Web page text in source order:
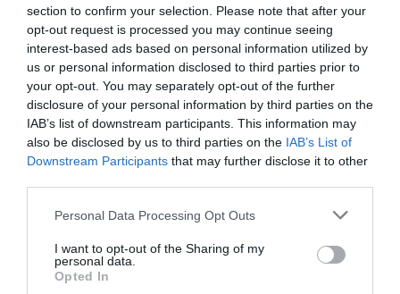
section to confirm your selection. Please note that after your
opt-out request is processed you may continue seeing
interest-based ads based on personal information utilized by
us or personal information disclosed to third parties prior to
your opt-out. You may separately opt-out of the further
disclosure of your personal information by third parties on the
IAB’s list of downstream participants. This information may
also be disclosed by us to third parties on the IAB’s List of
Downstream Participants that may further disclose it to other
Please note that this website/app uses one or more Google
not limited to your visit or usage behaviour. You may click to
grant or deny consent to Google and its third-party tags to
use your data for below specified purposes in below Google
Personal Data Processing Opt Outs
I want to opt-out of the Sharing of my
personal data.
Opted In
A színésznő az Esti Kornélban boldogan osztotta meg a
hírt, hogy hamarosan nagymama lesz. Ezzel
kapcsolatban arról is beszélt, hogy fontosnak tartja, hogy
családtagjait is a saját szemléletére nevelje. Úgy véli, el
kell fogadnunk, hogy a világ megváltozott, és
alkalmazkodnunk kell az új körülményekhez.
„Nagyszüleink szokásai és hagyományai szépek, de míg
régen természetes volt, hogy valaki szalonnát és
kenyeret reggelizett, utána egész nap fizikai munkát
végzett a földeken. Ma már egészen más az életmódunk”
– mondta. Hangsúlyozta, hogy a változó világ
együtt önmagunkkal és másokkal.